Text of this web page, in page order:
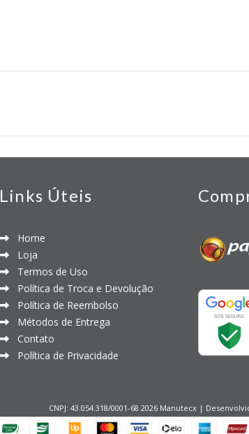
Links Úteis
Home
Loja
Termos de Uso
Política de Troca e Devolução
Política de Reembolso
Métodos de Entrega
Contato
Política de Privacidade
CNPJ: 43.054.318/0001-68 2026 Manutecx |